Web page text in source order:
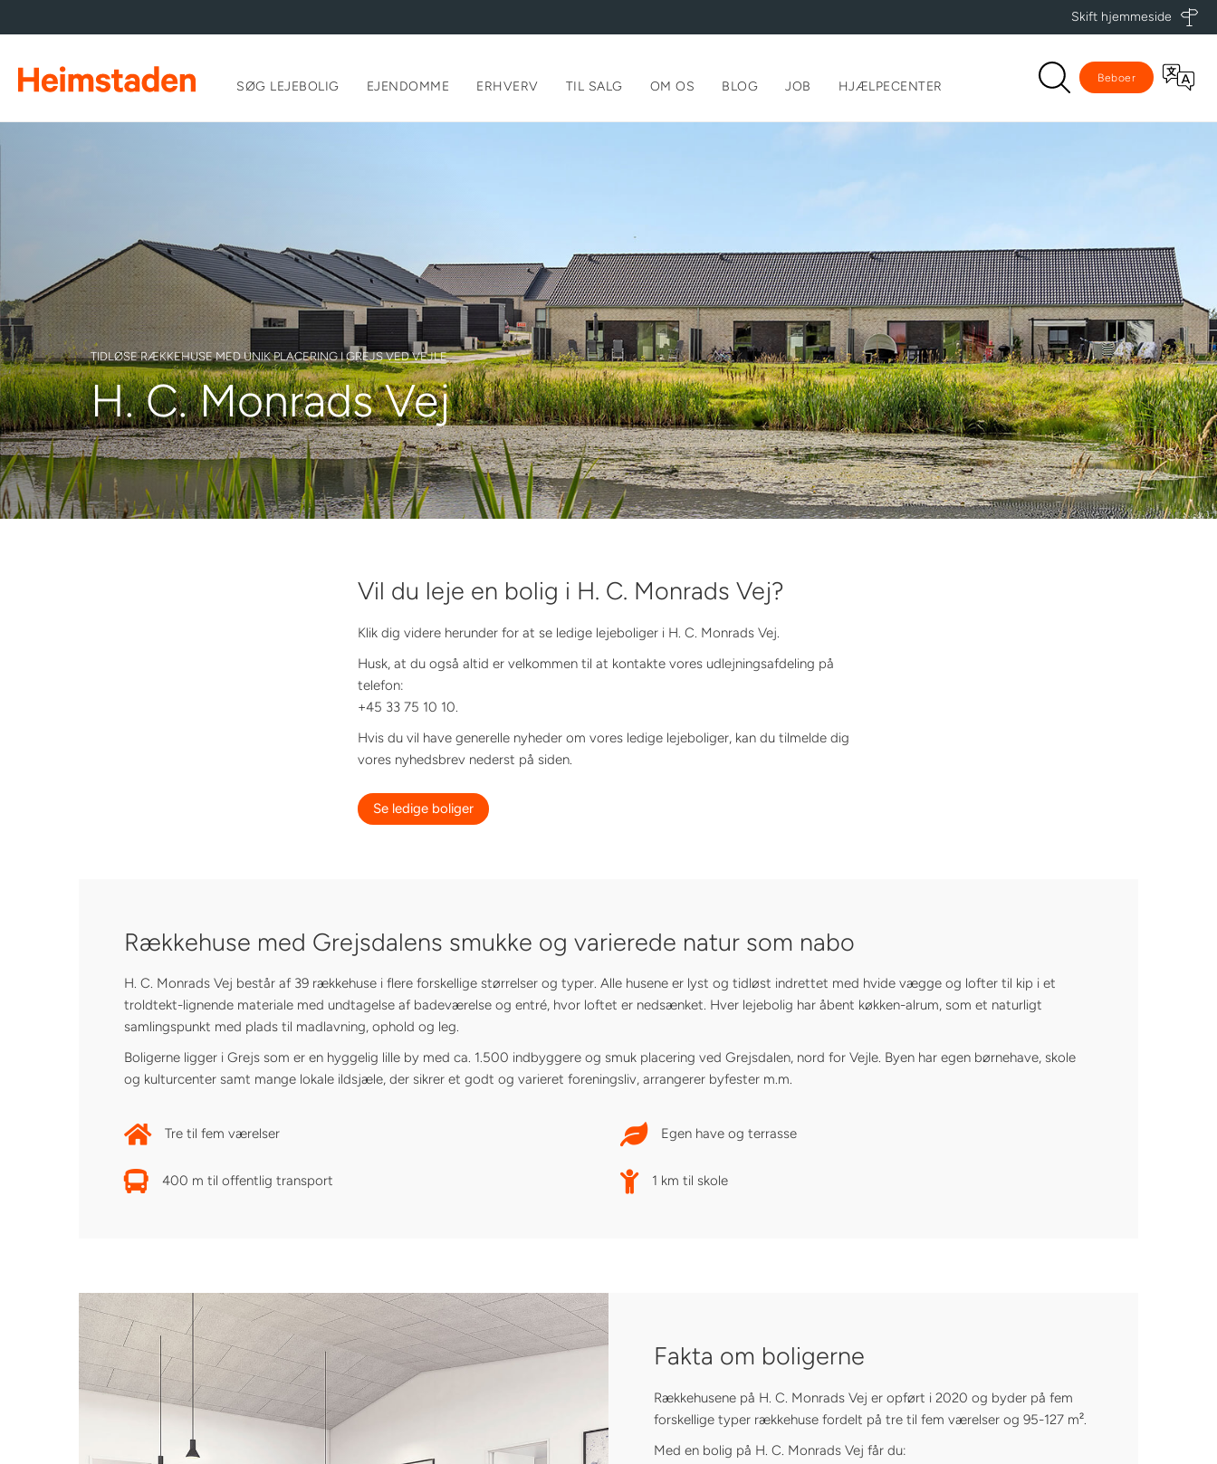
Skift hjemmeside
SØG LEJEBOLIG EJENDOMME ERHVERV TIL SALG OM OS BLOG JOB HJÆLPECENTER
Beboer
TIDLØSE RÆKKEHUSE MED UNIK PLACERING I GREJS VED VEJLE
H. C. Monrads Vej
Vil du leje en bolig i H. C. Monrads Vej?
Klik dig videre herunder for at se ledige lejeboliger i H. C. Monrads Vej.
Husk, at du også altid er velkommen til at kontakte vores udlejningsafdeling på
telefon:
+45 33 75 10 10.
Hvis du vil have generelle nyheder om vores ledige lejeboliger, kan du tilmelde dig
vores nyhedsbrev nederst på siden.
Se ledige boliger
Rækkehuse med Grejsdalens smukke og varierede natur som nabo
H. C. Monrads Vej består af 39 rækkehuse i flere forskellige størrelser og typer. Alle husene er lyst og tidløst indrettet med hvide vægge og lofter til kip i et
troldtekt-lignende materiale med undtagelse af badeværelse og entré, hvor loftet er nedsænket. Hver lejebolig har åbent køkken-alrum, som et naturligt
samlingspunkt med plads til madlavning, ophold og leg.
Boligerne ligger i Grejs som er en hyggelig lille by med ca. 1.500 indbyggere og smuk placering ved Grejsdalen, nord for Vejle. Byen har egen børnehave, skole
og kulturcenter samt mange lokale ildsjæle, der sikrer et godt og varieret foreningsliv, arrangerer byfester m.m.
Tre til fem værelser Egen have og terrasse
400 m til offentlig transport 1 km til skole
Fakta om boligerne
Rækkehusene på H. C. Monrads Vej er opført i 2020 og byder på fem
forskellige typer rækkehuse fordelt på tre til fem værelser og 95-127 m².
Med en bolig på H. C. Monrads Vej får du: